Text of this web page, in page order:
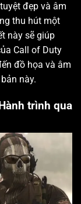
đẹp và âm
thu hút một
này sẽ giúp
Call of Duty
đồ họa và âm
này.
trình qua